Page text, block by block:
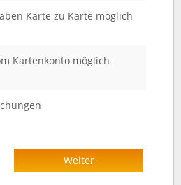
Karte zu Karte möglich
Kartenkonto möglich
Weiter